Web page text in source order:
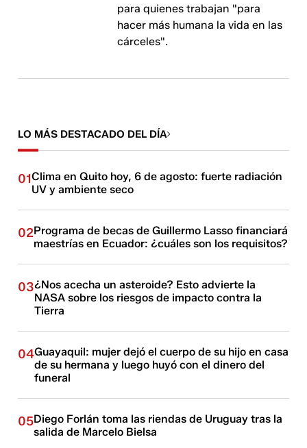
para quienes trabajan "para
hacer más humana la vida en las
cárceles".
LO MÁS DESTACADO DEL DÍA
01Clima en Quito hoy, 6 de agosto: fuerte radiación
UV y ambiente seco
02Programa de becas de Guillermo Lasso financiará
maestrías en Ecuador: ¿cuáles son los requisitos?
03¿Nos acecha un asteroide? Esto advierte la
NASA sobre los riesgos de impacto contra la
Tierra
04Guayaquil: mujer dejó el cuerpo de su hijo en casa
de su hermana y luego huyó con el dinero del
funeral
05Diego Forlán toma las riendas de Uruguay tras la
salida de Marcelo Bielsa